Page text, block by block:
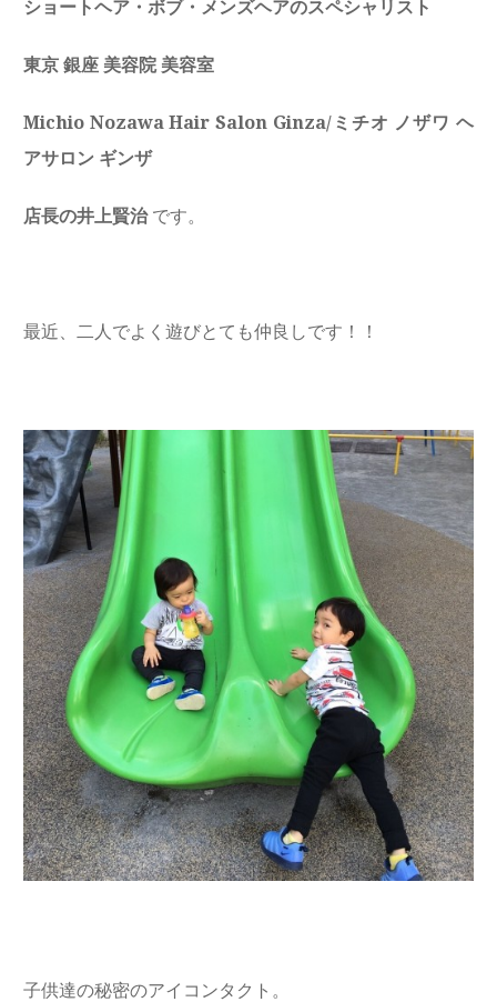
ショートヘア・ボブ・メンズヘアのスペシャリスト
東京 銀座 美容院 美容室
Michio Nozawa Hair Salon Ginza/ミチオ ノザワ ヘ
アサロン ギンザ
店長の井上賢治 です。
最近、二人でよく遊びとても仲良しです！！
子供達の秘密のアイコンタクト。